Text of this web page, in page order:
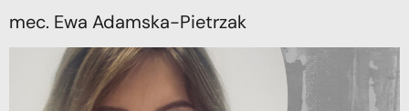
mec. Ewa Adamska-Pietrzak